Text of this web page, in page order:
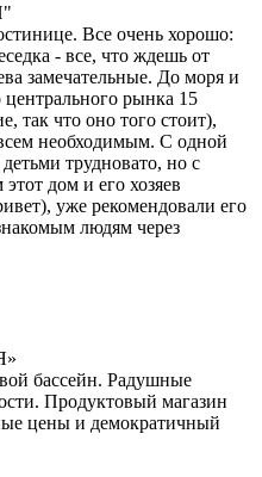
Все очень хорошо:
- все, что ждешь от
замечательные. До моря и
рынка 15
так что оно того стоит),
необходимым. С одной
трудновато, но с
дом и его хозяев
уже рекомендовали его
людям через
бассейн. Радушные
Продуктовый магазин
цены и демократичный